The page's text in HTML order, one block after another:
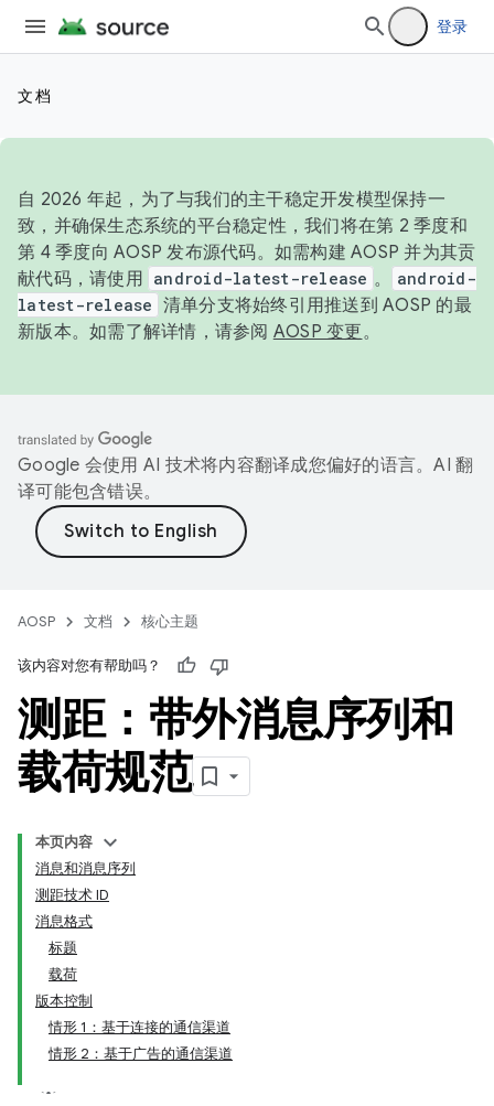
登录
文档
自 2026 年起，为了与我们的主干稳定开发模型保持一
致，并确保生态系统的平台稳定性，我们将在第 2 季度和
第 4 季度向 AOSP 发布源代码。如需构建 AOSP 并为其贡
献代码，请使用 android-latest-release 。
android-
latest-release 清单分支将始终引用推送到 AOSP 的最
新版本。如需了解详情，请参阅 AOSP 变更。
Google 会使用 AI 技术将内容翻译成您偏好的语言。AI 翻
译可能包含错误。
AOSP 文档 核心主题
该内容对您有帮助吗？
测距：带外消息序列和
载荷规范
本页内容
消息和消息序列
测距技术 ID
消息格式
标题
载荷
版本控制
情形 1：基于连接的通信渠道
情形 2：基于广告的通信渠道